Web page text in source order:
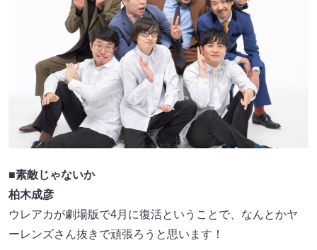
■素敵じゃないか
柏木成彦
ウレアカが劇場版で4月に復活ということで、なんとかヤ
ーレンズさん抜きで頑張ろうと思います！